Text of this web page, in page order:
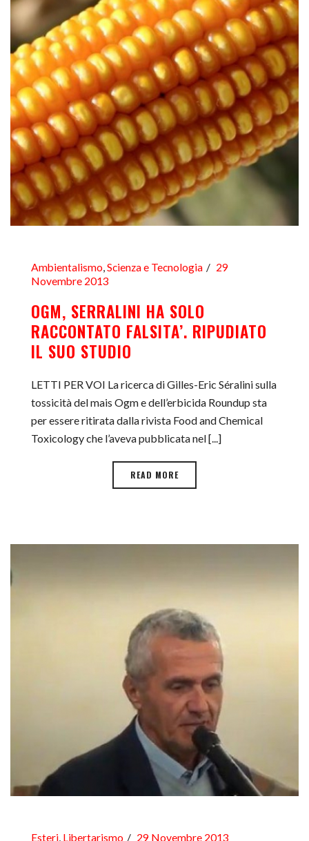
Ambientalismo Scienza e Tecnologia
29
Novembre 2013
OGM, SERRALINI HA SOLO
RACCONTATO FALSITA’. RIPUDIATO
IL SUO STUDIO
LETTI PER VOI La ricerca di Gilles-Eric Séralini sulla
tossicità del mais Ogm e dell’erbicida Roundup sta
per essere ritirata dalla rivista Food and Chemical
Toxicology che l’aveva pubblicata nel [...]
READ MORE
Esteri, Libertarismo 29 Novembre 2013